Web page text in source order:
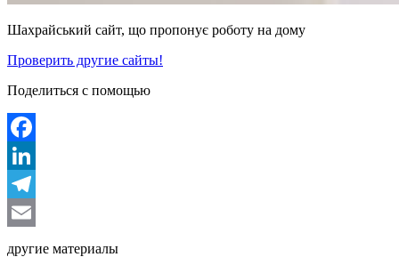
Шахрайський сайт, що пропонує роботу на дому
Проверить другие сайты!
Поделиться с помощью
Facebook
LinkedIn
Telegram
другие материалы